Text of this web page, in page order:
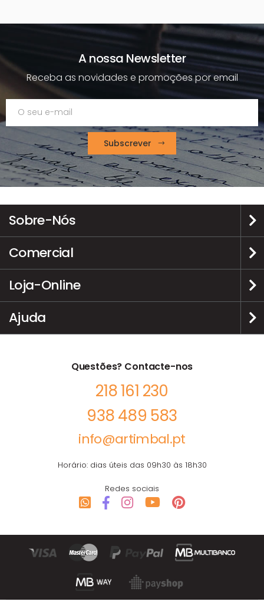
A nossa Newsletter
Receba as novidades e promoções por email
Subscrever
Sobre-Nós
Comercial
Loja-Online
Ajuda
Questões? Contacte-nos
218 161 230
938 489 583
info@artimbal.pt
Horário: dias úteis das 09h30 às 18h30
Redes sociais